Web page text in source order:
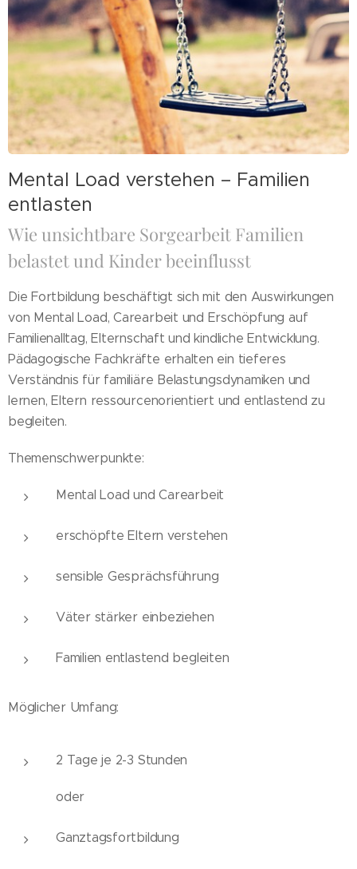
Mental Load verstehen – Familien
entlasten
Wie unsichtbare Sorgearbeit Familien
belastet und Kinder beeinflusst
Die Fortbildung beschäftigt sich mit den Auswirkungen
von Mental Load, Carearbeit und Erschöpfung auf
Familienalltag, Elternschaft und kindliche Entwicklung.
Pädagogische Fachkräfte erhalten ein tieferes
Verständnis für familiäre Belastungsdynamiken und
lernen, Eltern ressourcenorientiert und entlastend zu
begleiten.
Themenschwerpunkte:
Mental Load und Carearbeit
erschöpfte Eltern verstehen
sensible Gesprächsführung
Väter stärker einbeziehen
Familien entlastend begleiten
Möglicher Umfang:
2 Tage je 2-3 Stunden
oder
Ganztagsfortbildung